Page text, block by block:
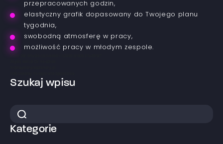
przepracowanych godzin,
elastyczny grafik dopasowany do Twojego planu
tygodnia,
swobodną atmosferę w pracy,
możliwość pracy w młodym zespole.
Szukaj wpisu
Kategorie